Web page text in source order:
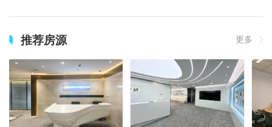
推荐房源 更多